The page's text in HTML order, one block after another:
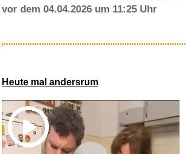
vor dem 04.04.2026 um 11:25 Uhr
Heute mal andersrum